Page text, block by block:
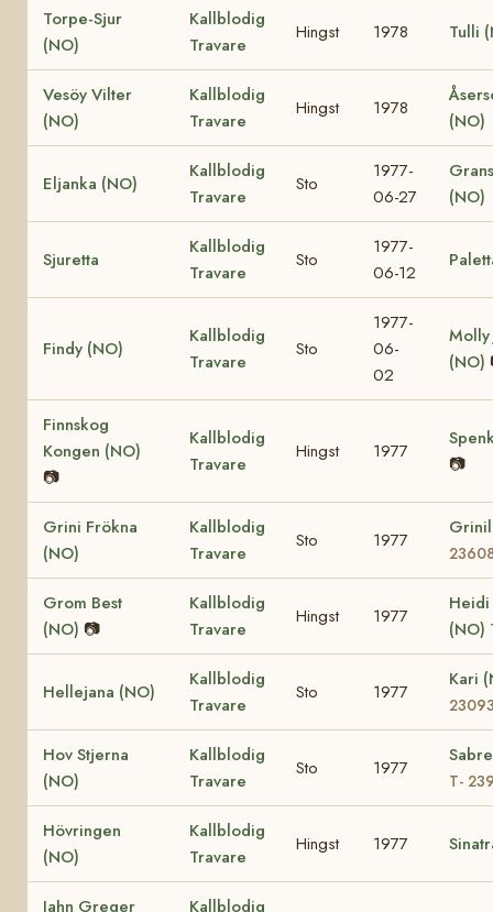
Torpe-Sjur
(NO)
Kallblodig
Travare
Hingst 1978 Tulli
Vesöy Vilter
(NO)
Kallblodig
Travare
Hingst 1978
(NO)
Eljanka (NO)
Kallblodig
Travare
Sto
1977-
06-27
(NO)
Sjuretta
Kallblodig
Travare
Sto
1977-
06-12
Findy (NO)
Kallblodig
Travare
Sto
1977-
06-
02
Molly
(NO)
Finnskog
Kongen (NO)
📷
Kallblodig
Travare
Hingst 1977
📷
Grini Frökna
(NO)
Kallblodig
Travare
Sto 1977
Grom Best
(NO) 📷
Kallblodig
Travare
Hingst 1977
Heidi
(NO)
Hellejana (NO)
Kallblodig
Travare
Sto 1977
Kari
Hov Stjerna
(NO)
Kallblodig
Travare
Sto 1977
T-
Hövringen
(NO)
Kallblodig
Travare
Hingst 1977
Jahn Greger Kallblodig